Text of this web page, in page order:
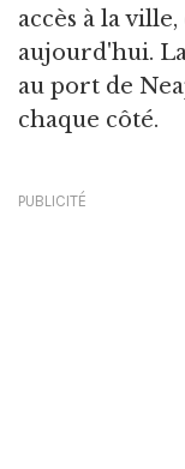
accès à la
aujourd'hui.
au port de
chaque côté.
PUBLICITÉ